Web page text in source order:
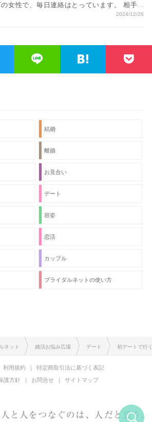
女性で、毎日連絡はとっています。 相手
と思い、 次会ったときに告白しようと思
2024/12/26
結婚
離婚
お見合い
デート
容姿
恋活
カップル
ブライダルネットの使い方
ネット 婚活お悩み広場 デート 初デートで行
利用規約
特定商取引法に基づく表記
護方針
お問合せ サイトマップ